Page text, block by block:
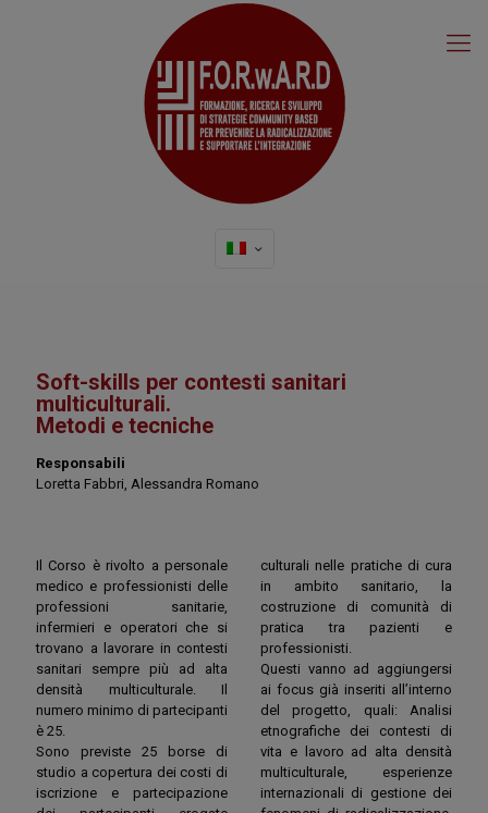
Soft-skills per contesti sanitari
multiculturali.
Metodi e tecniche
Responsabili
Loretta Fabbri, Alessandra Romano
Il Corso è rivolto a personale
medico e professionisti delle
professioni sanitarie,
infermieri e operatori che si
trovano a lavorare in contesti
sanitari sempre più ad alta
densità multiculturale. Il
numero minimo di partecipanti
è 25.
Sono previste 25 borse di
studio a copertura dei costi di
iscrizione e partecipazione
culturali nelle pratiche di cura
in ambito sanitario, la
costruzione di comunità di
pratica tra pazienti e
professionisti.
Questi vanno ad aggiungersi
ai focus già inseriti all’interno
del progetto, quali: Analisi
etnografiche dei contesti di
vita e lavoro ad alta densità
multiculturale, esperienze
internazionali di gestione dei